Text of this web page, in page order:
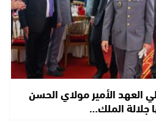
العهد الأمير مولاي الحسن
جلالة الملك…